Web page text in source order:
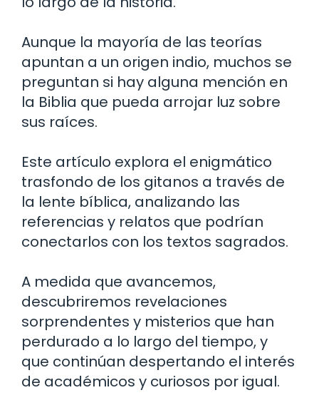
Aunque la mayoría de las teorías
apuntan a un origen indio, muchos se
preguntan si hay alguna mención en
la Biblia que pueda arrojar luz sobre
sus raíces.
Este artículo explora el enigmático
trasfondo de los gitanos a través de
la lente bíblica, analizando las
referencias y relatos que podrían
conectarlos con los textos sagrados.
A medida que avancemos,
descubriremos revelaciones
sorprendentes y misterios que han
perdurado a lo largo del tiempo, y
que continúan despertando el interés
de académicos y curiosos por igual.